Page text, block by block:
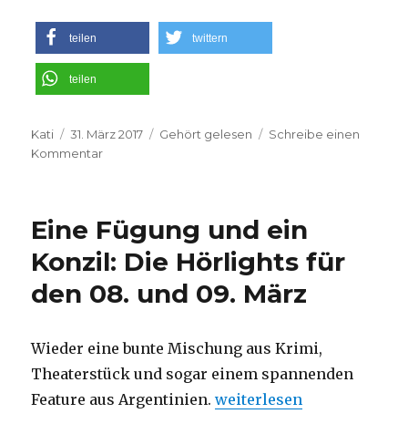
teilen twittern
teilen
Autor
Kati
Veröffentlicht
am
31. März 2017 Kategorien
Gehört gelesen
Schreibe einen
Kommentarzu
im
Regen:
„Windy
City“,
das
Album
Alison
Krauss
Eine Fügung und ein
Konzil: Die Hörlights für
den 08. und 09. März
Wieder eine bunte Mischung aus Krimi,
Theaterstück und sogar einem spannenden
Feature aus Argentinien.„Eine Fügung und ein
weiterlesen